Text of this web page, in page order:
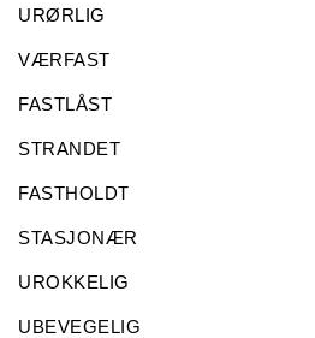
URØRLIG
VÆRFAST
FASTLÅST
STRANDET
FASTHOLDT
STASJONÆR
UROKKELIG
UBEVEGELIG